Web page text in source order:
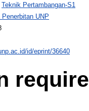
Teknik Pertambangan-S1
UNP
id/eprint/36640